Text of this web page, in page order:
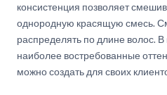
консистенция позволяет
однородную красящую смесь.
распределять по длине волос.
наиболее востребованные
можно создать для своих